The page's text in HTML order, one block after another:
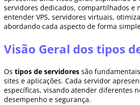
servidores dedicados, compartilhados e
entender VPS, servidores virtuais,
abordando cada aspecto de forma
Visão Geral dos tipos
Os tipos de servidores são
sites e aplicações. Cada servidor
específicas, visando atender diferentes
desempenho e segurança.